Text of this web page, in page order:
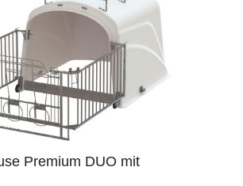
Premium DUO mit